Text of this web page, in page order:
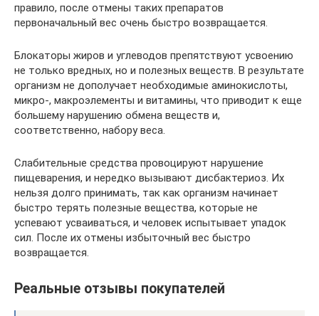
правило, после отмены таких препаратов
первоначальный вес очень быстро возвращается.
Блокаторы жиров и углеводов препятствуют усвоению
не только вредных, но и полезных веществ. В результате
организм не дополучает необходимые аминокислоты,
микро-, макроэлементы и витамины, что приводит к еще
большему нарушению обмена веществ и,
соответственно, набору веса.
Слабительные средства провоцируют нарушение
пищеварения, и нередко вызывают дисбактериоз. Их
нельзя долго принимать, так как организм начинает
быстро терять полезные вещества, которые не
успевают усваиваться, и человек испытывает упадок
сил. После их отмены избыточный вес быстро
возвращается.
Реальные отзывы покупателей